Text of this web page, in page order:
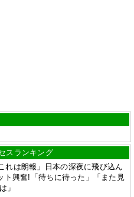
スランキング
れは朗報」日本の深夜に飛び込ん
ト興奮!「待ちに待った」「また見
」